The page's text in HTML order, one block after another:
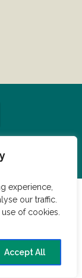
experience,
our traffic.
of cookies.
Accept All
dele?
mad!
tips
Madblog
Dessert